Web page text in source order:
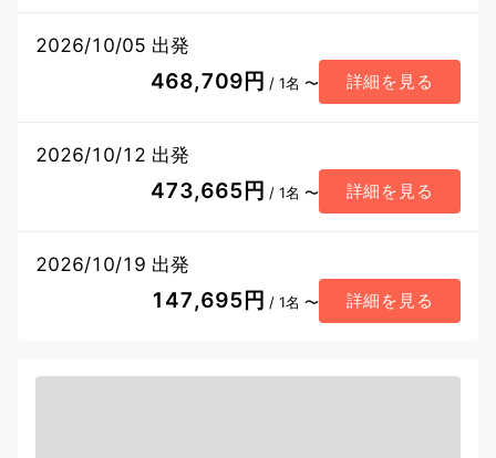
2026/10/05 出発
468,709円 / 1名 〜 詳細を見る
2026/10/12 出発
473,665円 / 1名 〜 詳細を見る
2026/10/19 出発
147,695円 / 1名 〜 詳細を見る